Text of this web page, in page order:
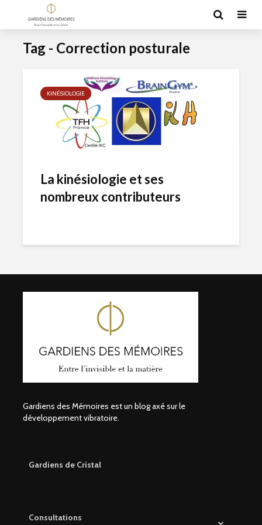
Tag - Correction posturale
KINÉSIOLOGIE
La kinésiologie et ses
nombreux contributeurs
Gardiens des Mémoires est un blog axé sur le
développement vibratoire.
Gardiens de Cristal
Consultations